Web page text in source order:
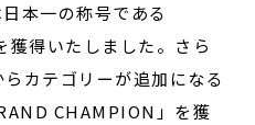
本一の称号である
獲得いたしました。さら
カテゴリーが追加になる
CHAMPION」を獲